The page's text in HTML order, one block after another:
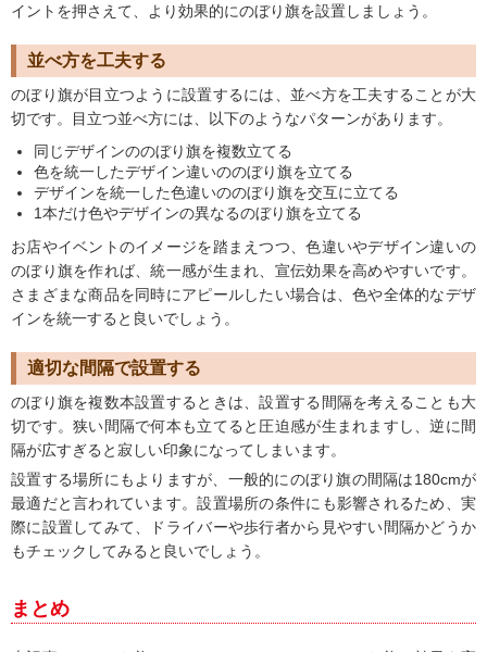
イントを押さえて、より効果的にのぼり旗を設置しましょう。
並べ方を工夫する
のぼり旗が目立つように設置するには、並べ方を工夫することが大
切です。目立つ並べ方には、以下のようなパターンがあります。
同じデザインののぼり旗を複数立てる
色を統一したデザイン違いののぼり旗を立てる
デザインを統一した色違いののぼり旗を交互に立てる
1本だけ色やデザインの異なるのぼり旗を立てる
お店やイベントのイメージを踏まえつつ、色違いやデザイン違いの
のぼり旗を作れば、統一感が生まれ、宣伝効果を高めやすいです。
さまざまな商品を同時にアピールしたい場合は、色や全体的なデザ
インを統一すると良いでしょう。
適切な間隔で設置する
のぼり旗を複数本設置するときは、設置する間隔を考えることも大
切です。狭い間隔で何本も立てると圧迫感が生まれますし、逆に間
隔が広すぎると寂しい印象になってしまいます。
設置する場所にもよりますが、一般的にのぼり旗の間隔は180cmが
最適だと言われています。設置場所の条件にも影響されるため、実
際に設置してみて、ドライバーや歩行者から見やすい間隔かどうか
もチェックしてみると良いでしょう。
まとめ